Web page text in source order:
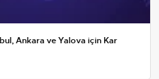
Ankara ve Yalova için Kar